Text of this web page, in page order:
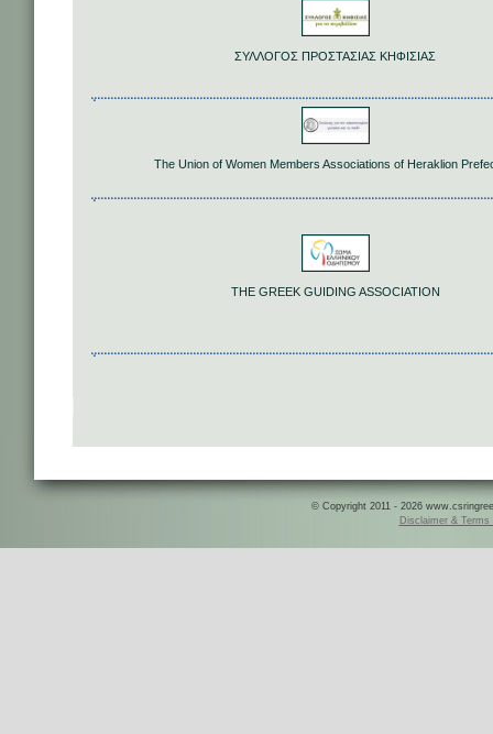
ΣΥΛΛΟΓΟΣ ΠΡΟΣΤΑΣΙΑΣ ΚΗΦΙΣΙΑΣ
The Union of Women Members Associations of Heraklion
THE GREEK GUIDING ASSOCIATION
© Copyright 2011 - 2026
Disclaimer & Terms